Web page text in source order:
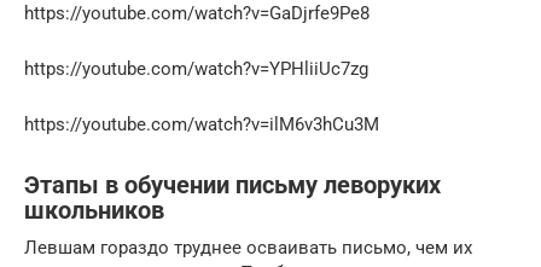
https://youtube.com/watch?v=GaDjrfe9Pe8
https://youtube.com/watch?v=YPHliiUc7zg
https://youtube.com/watch?v=ilM6v3hCu3M
Этапы в обучении письму леворуких
школьников
Левшам гораздо труднее осваивать письмо, чем их